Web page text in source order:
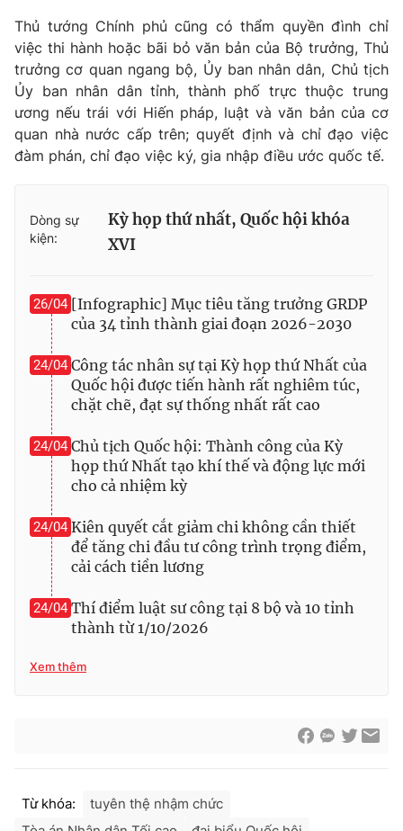
® Cấm sao chép dưới mọi hình thức nếu không có sự chấp
thuận bằng văn bản. Ghi rõ nguồn VTV.vn khi phát hành lại
thông tin từ website này.
Thủ tướng Chính phủ cũng có thẩm quyền đình chỉ
việc thi hành hoặc bãi bỏ văn bản của Bộ trưởng, Thủ
trưởng cơ quan ngang bộ, Ủy ban nhân dân, Chủ tịch
Ủy ban nhân dân tỉnh, thành phố trực thuộc trung
ương nếu trái với Hiến pháp, luật và văn bản của cơ
quan nhà nước cấp trên; quyết định và chỉ đạo việc
đàm phán, chỉ đạo việc ký, gia nhập điều ước quốc tế.
Dòng sự
kiện:
Kỳ họp thứ nhất, Quốc hội khóa
XVI
26/04 [Infographic] Mục tiêu tăng trưởng GRDP
của 34 tỉnh thành giai đoạn 2026-2030
24/04 Công tác nhân sự tại Kỳ họp thứ Nhất của
Quốc hội được tiến hành rất nghiêm túc,
chặt chẽ, đạt sự thống nhất rất cao
24/04 Chủ tịch Quốc hội: Thành công của Kỳ
họp thứ Nhất tạo khí thế và động lực mới
cho cả nhiệm kỳ
24/04 Kiên quyết cắt giảm chi không cần thiết
để tăng chi đầu tư công trình trọng điểm,
cải cách tiền lương
24/04 Thí điểm luật sư công tại 8 bộ và 10 tỉnh
thành từ 1/10/2026
Xem thêm
Từ khóa:
tuyên thệ nhậm chức